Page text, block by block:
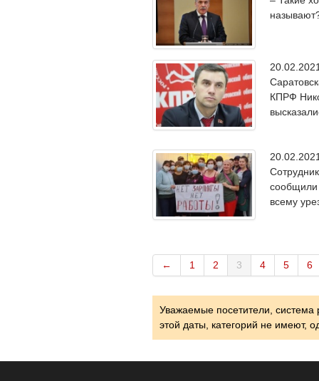
КПРФ
сообщили
всему
← 1 2 3 4 5 6
Уважаемые посетители, система
этой даты, категорий не имеют,